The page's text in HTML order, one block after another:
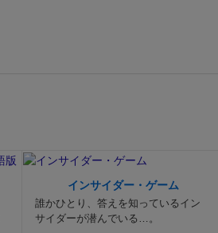
インサイダー・ゲーム
誰かひとり、答えを知っているイン
サイダーが潜んでいる…。